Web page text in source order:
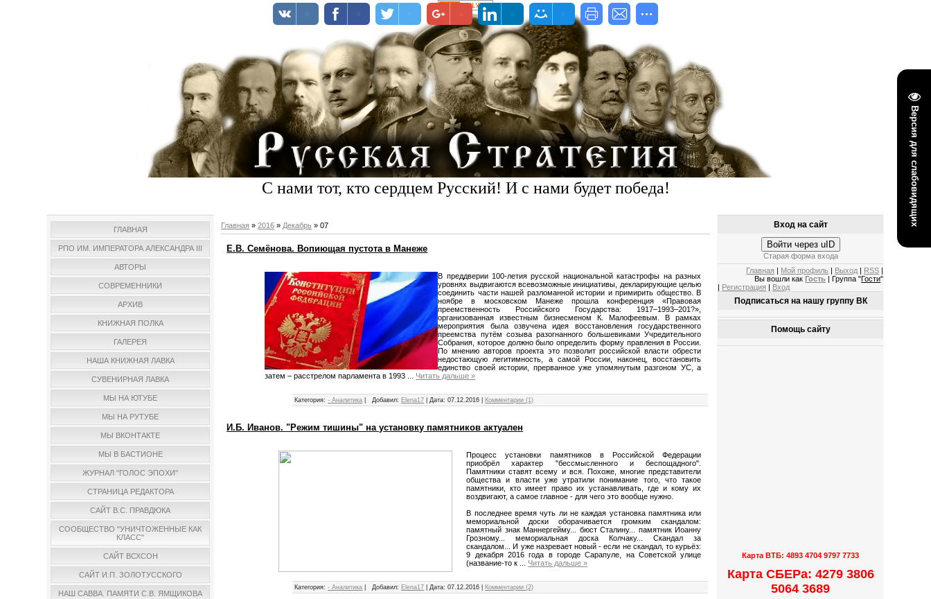
Версия для слабовидящих
С нами тот, кто сердцем Русский! И с нами будет победа!
ГЛАВНАЯ
РПО ИМ. ИМПЕРАТОРА АЛЕКСАНДРА III
АВТОРЫ
СОВРЕМЕННИКИ
АРХИВ
КНИЖНАЯ ПОЛКА
ГАЛЕРЕЯ
НАША КНИЖНАЯ ЛАВКА
СУВЕНИРНАЯ ЛАВКА
МЫ НА ЮТУБЕ
МЫ НА РУТУБЕ
МЫ ВКОНТАКТЕ
МЫ В БАСТИОНЕ
ЖУРНАЛ "ГОЛОС ЭПОХИ"
СТРАНИЦА РЕДАКТОРА
САЙТ В.С. ПРАВДЮКА
СООБЩЕСТВО "УНИЧТОЖЕННЫЕ КАК
КЛАСС"
САЙТ ВСХСОН
САЙТ И.П. ЗОЛОТУССКОГО
НАШ САВВА. ПАМЯТИ С.В. ЯМЩИКОВА
Главная »2016 » Декабрь » 07
Е.В. Семёнова. Вопиющая пустота в Манеже
В преддверии 100-летия русской национальной катастрофы на разных
уровнях выдвигаются всевозможные инициативы, декларирующие целью
соединить части нашей разломанной истории и примирить общество. В
ноябре в московском Манеже прошла конференция «Правовая
преемственность Российского Государства: 1917–1993–201?»,
организованная известным бизнесменом К.
Малофеевым. В рамках
мероприятия была озвучена идея восстановления государственного
преемства путём созыва разогнанного большевиками Учредительного
Собрания, которое должно было определить форму правления в России.
По мнению авторов проекта это позволит российской власти обрести
недостающую легитимность, а самой России, наконец, восстановить
единство своей истории, прерванное уже упомянутым разгоном УС, а
затем – расстрелом парламента в 1993
Читать дальше »
Категория: - Аналитика Добавил: Elena17 |Дата: 07.12.2016 Комментарии (1)
И.Б. Иванов. "Режим тишины" на установку памятников актуален
Процесс установки памятников в Российской Федерации
приобрёл характер "бессмысленного и беспощадного".
Памятники ставят всему и вся. Похоже, многие представители
общества и власти уже утратили понимание того, что такое
памятники, кто имеет право их устанавливать, где и кому их
воздвигают, а самое главное - для чего это вообще нужно.
В последнее время чуть ли не каждая установка памятника или
мемориальной доски оборачивается громким скандалом:
памятный знак Маннергейму... бюст Сталину... памятник Иоанну
Грозному... мемориальная доска Колчаку... Скандал за
скандалом... И уже назревает новый - если не скандал, то курьёз:
9 декабря 2016 года в городе Сарапуле, на Советской улице
(название-то к
Читать дальше »
Категория: - Аналитика Добавил: Elena17 |Дата: 07.12.2016 Комментарии (2)
Вход на сайт
Войти через uID
Старая форма входа
Главная
Мой профиль Выход RSS
Вы вошли как Гость | Группа "Гости"
Регистрация Вход
Подписаться на нашу группу ВК
Помощь сайту
Карта ВТБ: 4893 4704 9797 7733
Карта СБЕРа: 4279 3806
5064 3689